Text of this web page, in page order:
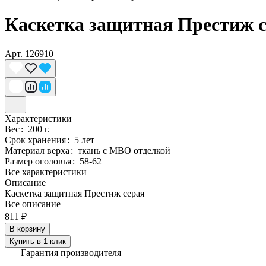
Каскетка защитная Престиж
Арт. 126910
Характеристики
Вес: 200 г.
Срок хранения: 5 лет
Материал верха: ткань с МВО отделкой
Размер оголовья: 58-62
Все характеристики
Описание
Каскетка защитная Престиж серая
Все описание
811 ₽
В корзину
Купить в 1 клик
Гарантия производителя